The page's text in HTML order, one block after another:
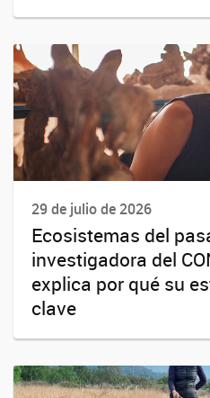
29 de julio de 2026
Ecosistemas del
investigadora del
explica por qué su
clave